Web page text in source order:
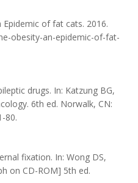
Epidemic of fat cats. 2016.
obesity-an-epidemic-of-fat-
drugs. In: Katzung BG,
6th ed. Norwalk, CN:
80.
fixation. In: Wong DS,
on CD-ROM] 5th ed.